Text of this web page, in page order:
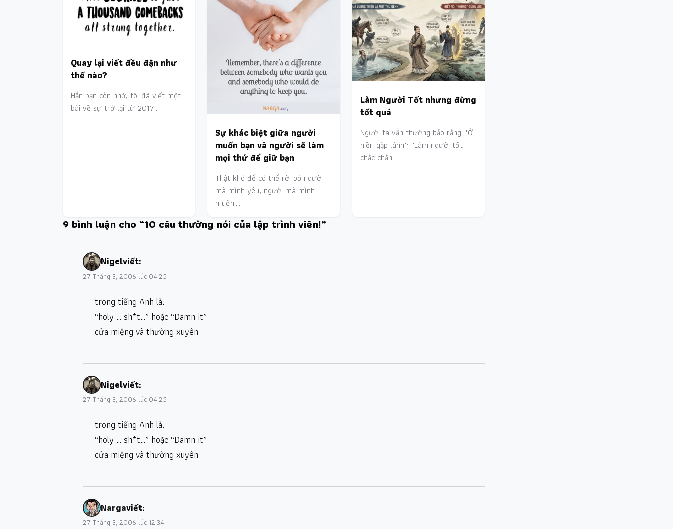
Quay lại viết đều đặn như
thế nào?
Hẳn bạn còn nhớ, tôi đã viết một
bài về sự trở lại từ 2017…
Sự khác biệt giữa người
muốn bạn và người sẽ làm
mọi thứ để giữ bạn
Thật khó để có thể rời bỏ người
mà mình yêu, người mà mình
muốn.…
Làm Người Tốt nhưng đừng
tốt quá
Người ta vẫn thường bảo rằng: "Ở
hiền gặp lành"; ''Làm người tốt
chắc chắn…
9 bình luận cho “10 câu thường nói của lập trình viên!”
Nigelviết:
27 Tháng 3, 2006 lúc 04:25
trong tiếng Anh là:
“holy … sh*t…” hoặc “Damn it”
cửa miệng và thường xuyên
Nigelviết:
27 Tháng 3, 2006 lúc 04:25
trong tiếng Anh là:
“holy … sh*t…” hoặc “Damn it”
cửa miệng và thường xuyên
Nargaviết:
27 Tháng 3, 2006 lúc 12:34